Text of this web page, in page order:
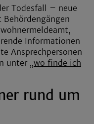
Todesfall – neue
Informationen
Ansprechpersonen
unter „wo finde ich
rund um